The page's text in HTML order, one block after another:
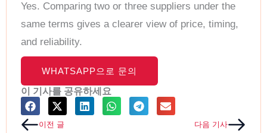
Yes. Comparing two or three suppliers under the
same terms gives a clearer view of price, timing,
and reliability.
WHATSAPP으로 문의
이 기사를 공유하세요
Prev
이전 글 다음 기사Next